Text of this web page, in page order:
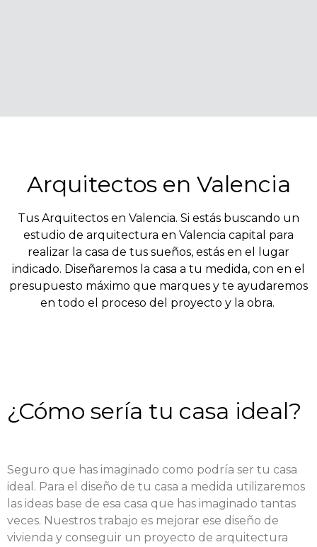
Arquitectos en Valencia
Tus Arquitectos en Valencia. Si estás buscando un
estudio de arquitectura en Valencia capital para
realizar la casa de tus sueños, estás en el lugar
indicado. Diseñaremos la casa a tu medida, con en el
presupuesto máximo que marques y te ayudaremos
en todo el proceso del proyecto y la obra.
¿Cómo sería tu casa ideal?
Seguro que has imaginado como podría ser tu casa
ideal. Para el diseño de tu casa a medida utilizaremos
las ideas base de esa casa que has imaginado tantas
veces. Nuestros trabajo es mejorar ese diseño de
vivienda y conseguir un proyecto de arquitectura